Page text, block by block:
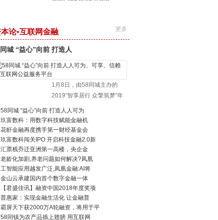
更多
论•互联网金融
城 “益心”向前 打造人
1月8日，由58同城主办的
2019“智享居行 众擎筑梦”年
58同城 “益心”向前 打造人人可为
玖富数科：用数字科技赋能金融机
花虾金融再度携手第一财经基金会
玖富数科闯关IPO 开启科技金融2.0新
汇票栈乔迁亚洲第一高楼，央企金
老龄化加剧,养老问题如何解决?凤凰
工智能应用越发广泛,凤凰金融:AI将
金山云承建国内首个数字金融一体
【君盛佳讯】融资中国2018年度奖项
普惠家：实现金融生活化 让金融普
霸屏天下获2000万A轮融资，将用于平
58同镇为农产品插上翅膀 用互联网